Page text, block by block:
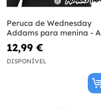
Peruca de Wednesday
Addams para menina - A
Familia Addams
12,99 €
DISPONÍVEL